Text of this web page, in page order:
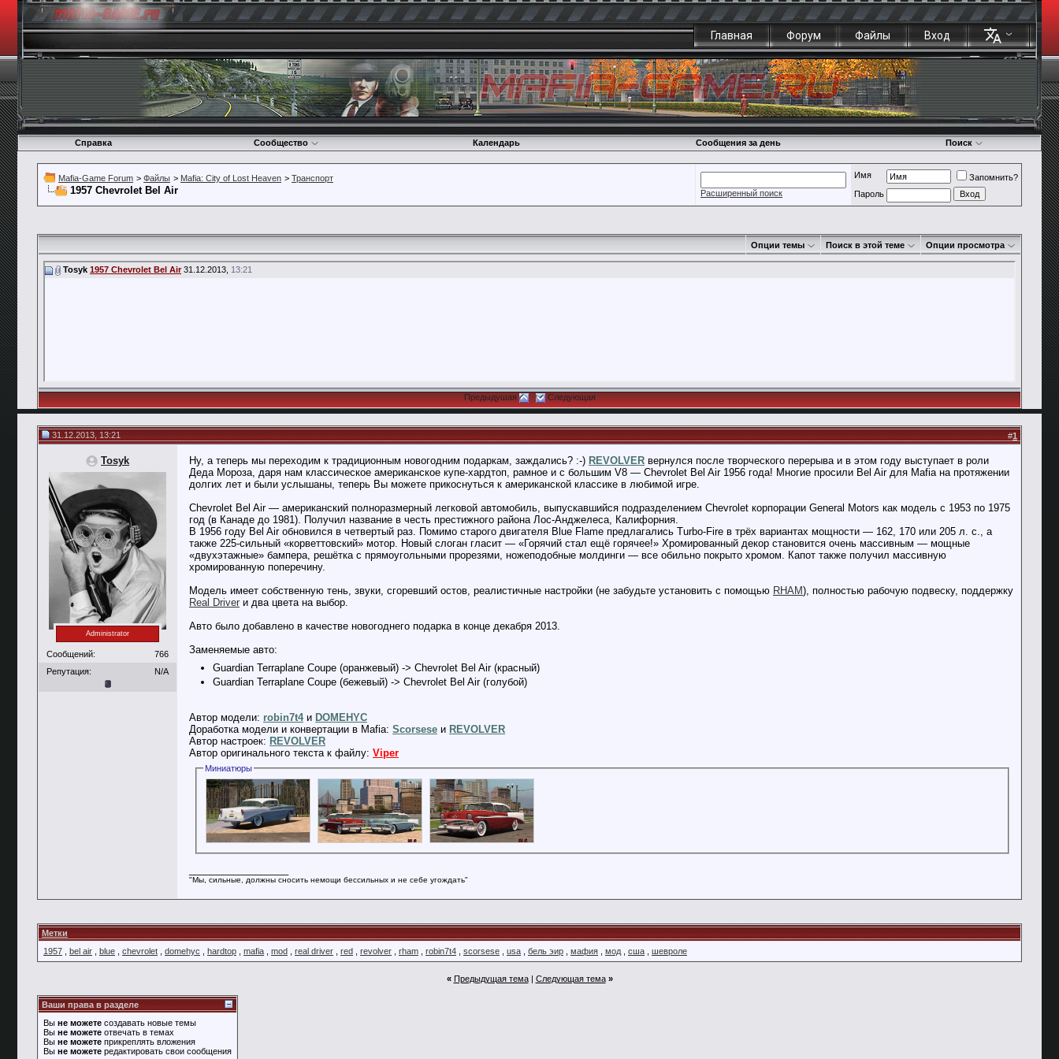
Главная Форум Файлы Вход
Справка Сообщество Календарь Сообщения за день Поиск
Mafia-Game Forum > Файлы > Mafia: City of Lost Heaven > Транспорт
1957 Chevrolet Bel Air Расширенный поиск
Имя
Запомнить?
Пароль
Опции темы Поиск в этой теме Опции просмотра
Tosyk 1957 Chevrolet Bel Air31.12.2013, 13:21
Предыдушая Следующая
31.12.2013, 13:21 #1
Tosyk
Administrator
Сообщений:
766
Репутация:
N/A
Ну, а теперь мы переходим к традиционным новогодним подаркам, заждались? :-) REVOLVER вернулся после творческого перерыва и в этом году выступает в роли
Деда Мороза, даря нам классическое американское купе-хардтоп, рамное и с большим V8 — Chevrolet Bel Air 1956 года! Многие просили Bel Air для Mafia на протяжении
долгих лет и были услышаны, теперь Вы можете прикоснуться к американской классике в любимой игре.
Chevrolet Bel Air — американский полноразмерный легковой автомобиль, выпускавшийся подразделением Chevrolet корпорации General Motors как модель с 1953 по 1975
год (в Канаде до 1981). Получил название в честь престижного района Лос-Анджелеса, Калифорния.
В 1956 году Bel Air обновился в четвертый раз. Помимо старого двигателя Blue Flame предлагались Turbo-Fire в трёх вариантах мощности — 162, 170 или 205 л. с., а
также 225-сильный «корветтовский» мотор. Новый слоган гласит — «Горячий стал ещё горячее!» Хромированный декор становится очень массивным — мощные
«двухэтажные» бампера, решётка с прямоугольными прорезями, ножеподобные молдинги — все обильно покрыто хромом. Капот также получил массивную
хромированную поперечину.
Модель имеет собственную тень, звуки, сгоревший остов, реалистичные настройки (не забудьте установить с помощью RHAM), полностью рабочую подвеску, поддержку
Real Driver и два цвета на выбор.
Авто было добавлено в качестве новогоднего подарка в конце декабря 2013.
Заменяемые авто:
Guardian Terraplane Coupe (оранжевый) -> Chevrolet Bel Air (красный)
Guardian Terraplane Coupe (бежевый) -> Chevrolet Bel Air (голубой)
Автор модели: robin7t4и DOMEHYC
Доработка модели и конвертации в Mafia: Scorsese и REVOLVER
Автор настроек: REVOLVER
Автор оригинального текста к файлу: Viper
Миниатюры
"Мы, сильные, должны сносить немощи бессильных и не себе угождать"
Метки
1957
bel air blue chevrolet domehyc hardtop mafia mod real driver red revolver rham robin7t4 scorsese usa бель эир мафия мод сша шевроле
« Предыдущая тема| Следующая тема »
Ваши права в разделе
Вы не можете создавать новые темы
Вы не можете отвечать в темах
Вы не можете прикреплять вложения
Вы не можете редактировать свои сообщения